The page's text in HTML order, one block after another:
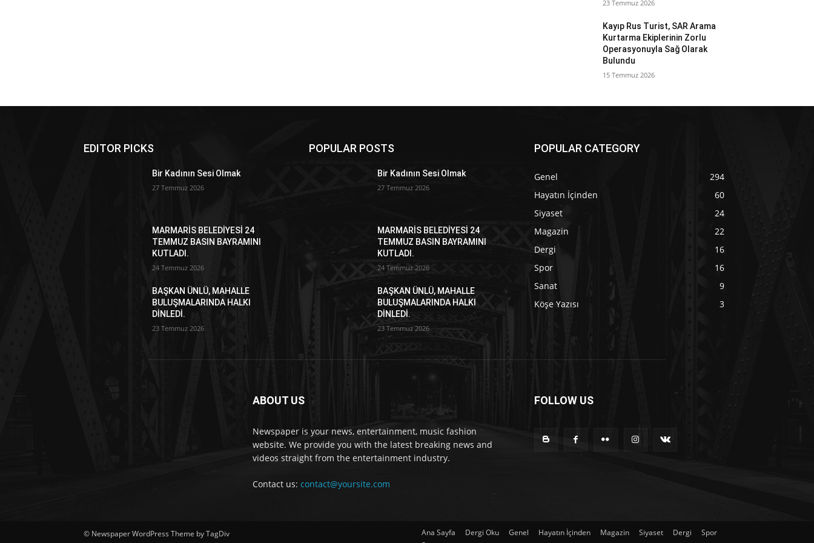
23 Temmuz 2026
Kayıp Rus Turist, SAR Arama
Kurtarma Ekiplerinin Zorlu
Operasyonuyla Sağ Olarak
Bulundu
15 Temmuz 2026
EDITOR PICKS
Bir Kadının Sesi Olmak
27 Temmuz 2026
MARMARİS BELEDİYESİ 24
TEMMUZ BASIN BAYRAMINI
KUTLADI.
24 Temmuz 2026
BAŞKAN ÜNLÜ, MAHALLE
BULUŞMALARINDA HALKI
DİNLEDİ.
23 Temmuz 2026
POPULAR POSTS
Bir Kadının Sesi Olmak
27 Temmuz 2026
MARMARİS BELEDİYESİ 24
TEMMUZ BASIN BAYRAMINI
KUTLADI.
24 Temmuz 2026
BAŞKAN ÜNLÜ, MAHALLE
BULUŞMALARINDA HALKI
DİNLEDİ.
23 Temmuz 2026
POPULAR CATEGORY
Genel
294
Hayatın İçinden
60
Siyaset
24
Magazin
22
Dergi
16
Spor
16
Sanat
9
Köşe Yazısı
3
ABOUT US
Newspaper is your news, entertainment, music fashion
website. We provide you with the latest breaking news and
videos straight from the entertainment industry.
Contact us: contact@yoursite.com
FOLLOW US
© Newspaper WordPress Theme by TagDiv Ana Sayfa Dergi Oku Genel Hayatın İçinden Magazin Siyaset Dergi
Spor